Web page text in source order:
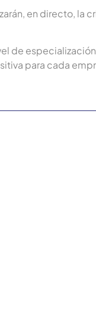
en directo, la
de
para cada